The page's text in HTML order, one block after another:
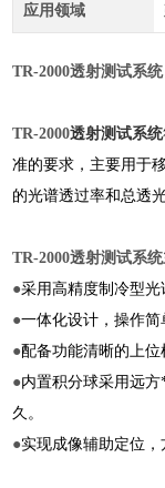
应用领域
TR-2000透射测试系统
TR-2000透射测试系统
准的要求，主要用于
的光谱透过率和总透
TR-2000透射测试系
●采用高精度制冷型光
●一体化设计，操作简
●配备功能清晰的上位
●内置积分球采用远
久。
●实现成像辅助定位